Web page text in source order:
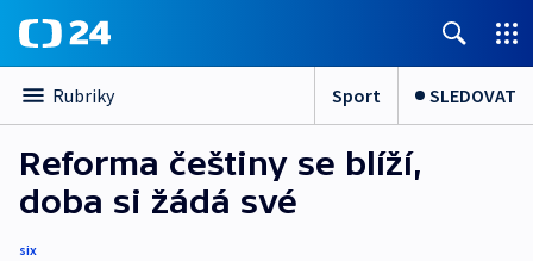
Rubriky Sport SLEDOVAT
Reforma češtiny se blíží,
doba si žádá své
six